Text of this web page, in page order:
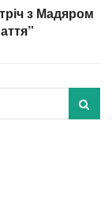
з Мадяром